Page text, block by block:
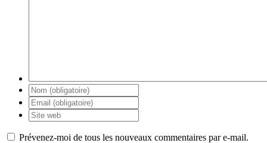
Prévenez-moi de tous les nouveaux commentaires par e-mail.